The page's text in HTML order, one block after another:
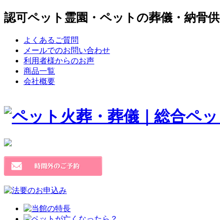
認可ペット霊園・ペットの葬儀・納骨
よくあるご質問
メールでのお問い合わせ
利用者様からのお声
商品一覧
会社概要